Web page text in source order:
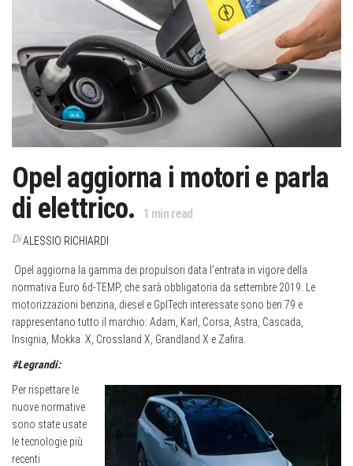
Opel aggiorna i motori e parla
di elettrico.
1 min read
DiALESSIO RICHIARDI
Opel aggiorna la gamma dei propulsori data l’entrata in vigore della
normativa Euro 6d-TEMP, che sarà obbligatoria da settembre 2019. Le
motorizzazioni benzina, diesel e GplTech interessate sono ben 79 e
rappresentano tutto il marchio: Adam, Karl, Corsa, Astra, Cascada,
Insignia, Mokka X, Crossland X, Grandland X e Zafira.
#Legrandi:
Per rispettare le
nuove normative
sono state usate
le tecnologie più
recenti